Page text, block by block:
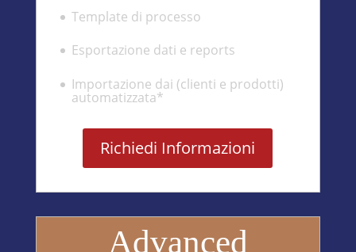
Template di processo
Esportazione dati e reports
Importazione dai (clienti e prodotti)
automatizzata*
Richiedi Informazioni
Advanced